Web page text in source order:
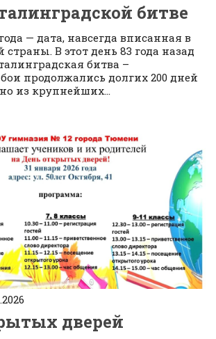
битве
— дата, навсегда вписанная в
В этот день 83 года назад
битва –
продолжались долгих 200 дней
из крупнейших...
дверей